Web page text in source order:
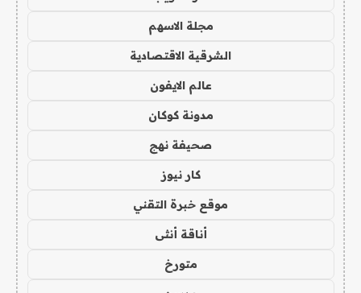
مجلة الاسهم
الشرقية الاقتصادية
عالم الايفون
مدونة كوكان
صحيفة نهج
كار نيوز
موقع خبرة التقني
أناقة أنثى
متورخ